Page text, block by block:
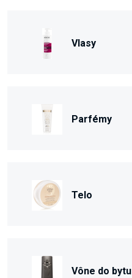
Vlasy
Parfémy
Telo
Vône do bytu